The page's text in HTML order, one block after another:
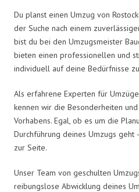
Du planst einen Umzug von
der Suche nach einem
bist du bei den Umzugsmeister
bieten einen professionellen und
individuell auf deine Bedürfnisse
Als erfahrene Experten für
kennen wir die Besonderheiten
Vorhabens. Egal, ob es um die
Durchführung deines Umzugs
zur Seite.
Unser Team von geschulten
reibungslose Abwicklung deines